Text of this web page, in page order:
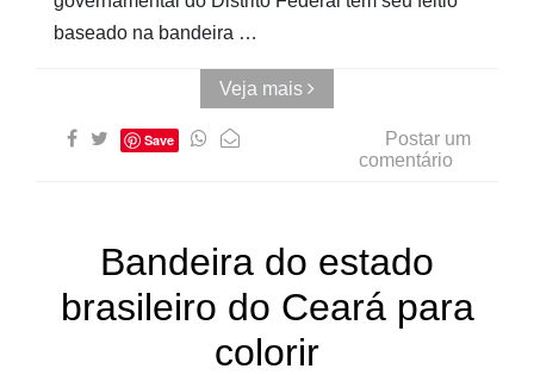
baseado na bandeira …
Veja mais
Save
Postar um
comentário
Bandeira do estado
brasileiro do Ceará para
colorir